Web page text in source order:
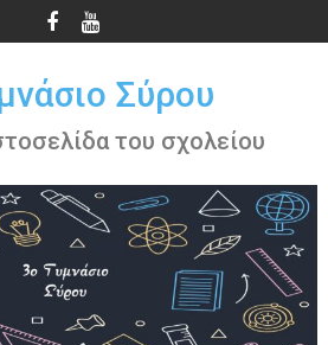
Σύρου
του σχολείου